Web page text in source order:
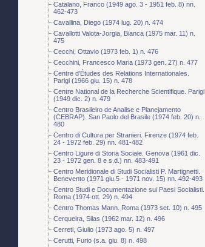
Catalano, Franco (1949 ago. 3 - 1951 feb. 8) nn.
462-473
Cavallina, Diego (1974 lug. 20) n. 474
Cavallotti Valota-Jorgia, Bianca (1975 mar. 11) n.
475
Cecchi, Ottavio (1973 feb. 1) n. 476
Cecchini, Francesco Maria (1973 gen. 27) n. 477
Centre d'Études des Relations Internationales.
Parigi (1966 giu. 15) n. 478
Centre National de la Recherche Scientifique. Parigi
(1949 dic. 2) n. 479
Centro Brasileiro de Analise e Planejamento
(CEBRAP). San Paolo del Brasile (1974 feb. 20) n.
480
Centro di Cultura per Stranieri. Firenze (1974 feb.
24 - 1972 feb. 29) nn. 481-482
Centro Ligure di Storia Sociale. Genova (1961 dic.
23 - 1972 gen. 8 e s.d.) nn. 483-491
Centro Meridionale di Studi Socialisti P. Martignetti.
Benevento (1971 giu.5 - 1971 nov. 15) nn. 492-493
Centro Studi e Documentazione sui Paesi Socialisti.
Roma (1974 ott. 29) n. 494
Centro Thomas Mann. Roma (1973 set. 10) n. 495
Cerqueira, Silas (1962 mar. 12) n. 496
Cerreti, Giulio (1973 ago. 5) n. 497
Cerutti, Furio (s.a. giu. 8) n. 498